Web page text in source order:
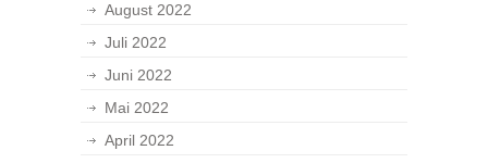
August 2022
Juli 2022
Juni 2022
Mai 2022
April 2022